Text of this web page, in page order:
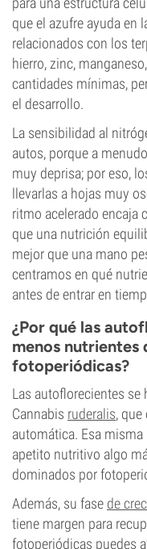
que el azufre ayuda en
relacionados con los
hierro, zinc,
cantidades mínimas,
el desarrollo.
La sensibilidad al
autos, porque a
muy deprisa; por eso,
llevarlas a hojas muy
ritmo acelerado encaja
que una nutrición
mejor que una mano
centramos en qué
antes de entrar en
¿Por qué las
menos nutrientes
fotoperiódicas?
Las autoflorecientes se
Cannabis ruderalis,
automática. Esa
apetito nutritivo algo
dominados por
Además, su fase de
tiene margen para
fotoperiódicas puedes